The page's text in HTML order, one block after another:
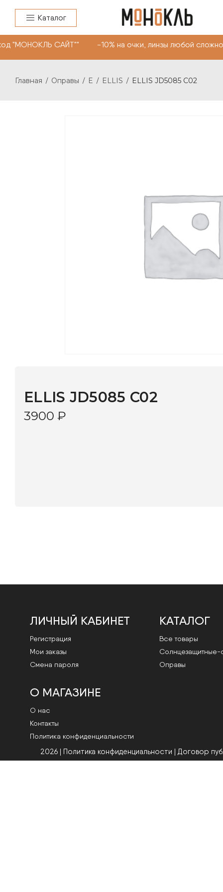
Каталог
САЙТ"" -10% на очки, линзы любой
Главная / Оправы / E / ELLIS / ELLIS JD5085 C02
ЛИЧНЫЙ КАБИНЕТ
Регистрация
Мои заказы
Смена пароля
КАТАЛОГ
Все товары
Cолнцезащитные-
Оправы
О МАГАЗИНЕ
О нас
Контакты
Политика конфиденциальности
2026 | Политика конфиденциальности | Договор